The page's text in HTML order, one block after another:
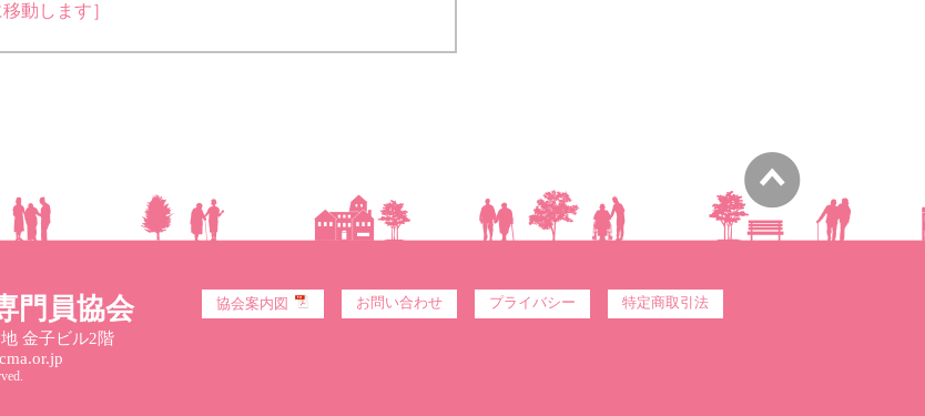
動します］
門員協会
金子ビル2階
協会案内図 お問い合わせ プライバシー 特定商取引法